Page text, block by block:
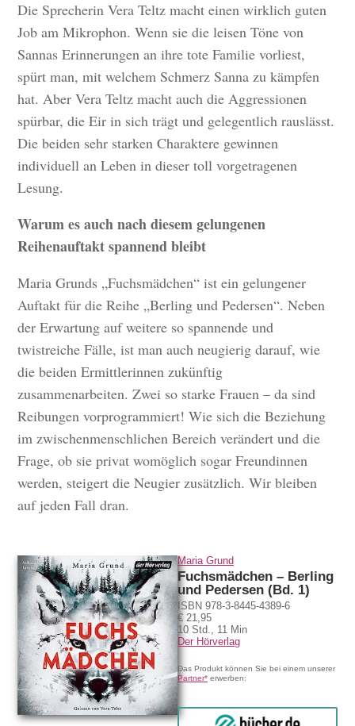
Die Sprecherin Vera Teltz macht einen wirklich guten
Job am Mikrophon. Wenn sie die leisen Töne von
Sannas Erinnerungen an ihre tote Familie vorliest,
spürt man, mit welchem Schmerz Sanna zu kämpfen
hat. Aber Vera Teltz macht auch die Aggressionen
spürbar, die Eir in sich trägt und gelegentlich rauslässt.
Die beiden sehr starken Charaktere gewinnen
individuell an Leben in dieser toll vorgetragenen
Lesung.
Warum es auch nach diesem gelungenen
Reihenauftakt spannend bleibt
Maria Grunds „Fuchsmädchen“ ist ein gelungener
Auftakt für die Reihe „Berling und Pedersen“. Neben
der Erwartung auf weitere so spannende und
twistreiche Fälle, ist man auch neugierig darauf, wie
die beiden Ermittlerinnen zukünftig
zusammenarbeiten. Zwei so starke Frauen – da sind
Reibungen vorprogrammiert! Wie sich die Beziehung
im zwischenmenschlichen Bereich verändert und die
Frage, ob sie privat womöglich sogar Freundinnen
werden, steigert die Neugier zusätzlich. Wir bleiben
auf jeden Fall dran.
Maria Grund
Fuchsmädchen – Berling
und Pedersen (Bd. 1)
ISBN 978-3-8445-4389-6
€ 21,95
10 Std., 11 Min
Der Hörverlag
Das Produkt können Sie bei einem unserer
Partner* erwerben: